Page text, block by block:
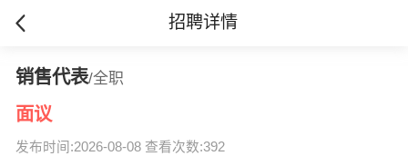
招聘详情
销售代表/全职
面议
发布时间:2026-08-08 查看次数:392